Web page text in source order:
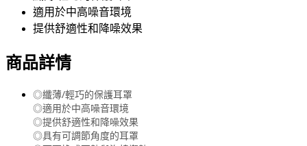
適用於中高噪音環境
提供舒適性和降噪效果
商品詳情
◎纖薄/輕巧的保護耳罩
◎適用於中高噪音環境
◎提供舒適性和降噪效果
◎具有可調節角度的耳罩